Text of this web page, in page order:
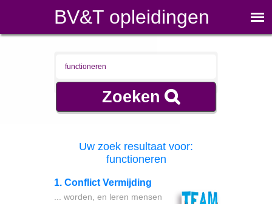
BV&T opleidingen
Uw zoek resultaat voor:
functioneren
1. Conflict Vermijding
... worden, en leren mensen